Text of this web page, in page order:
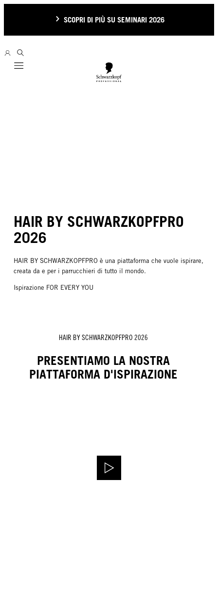
SCOPRI DI PIÙ SU SEMINARI 2026
Mobile navigation
HAIR BY SCHWARZKOPFPRO
2026
HAIR BY SCHWARZKOPFPRO è una piattaforma che vuole ispirare,
creata da e per i parrucchieri di tutto il mondo.
Ispirazione FOR EVERY YOU
HAIR BY SCHWARZKOPFPRO 2026
PRESENTIAMO LA NOSTRA
PIATTAFORMA D'ISPIRAZIONE